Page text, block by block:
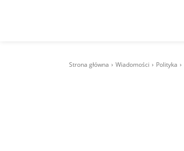
Strona główna Wiadomości Polityka